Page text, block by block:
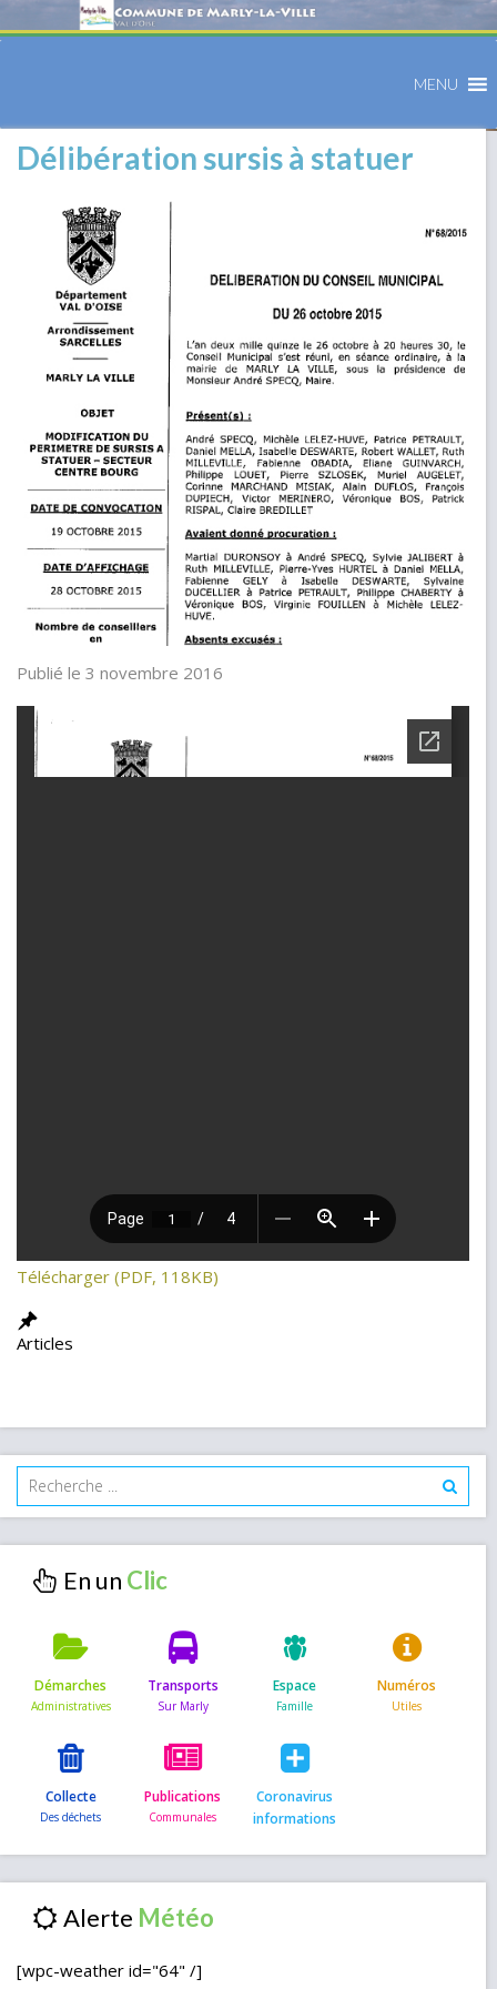
MENU
Délibération sursis à statuer
Publié le 3 novembre 2016
Télécharger (PDF, 118KB)
Articles
En un
Démarches Transports Espace Numéros
Collecte Publications
Coronavirus
informations
Alerte
[wpc-weather id="64" /]